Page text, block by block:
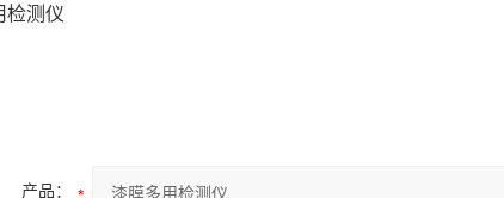
多用检测仪
产品：